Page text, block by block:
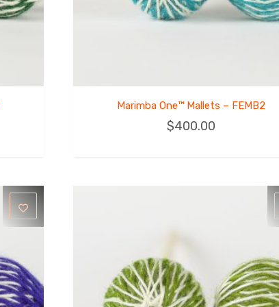
Marimba One™ Mallets – FEMB2
$400.00